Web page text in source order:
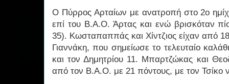
Ο Πύρρος Αρταίων με ανατροπή στο 2ο
επί του Β.Α.Ο. Άρτας και ενώ βρισκόταν
35). Κωσταπαππάς και Χίντζιος είχαν από
Γιαννάκη, που σημείωσε το τελευταίο
και τον Δημητρίου 11. Μπαρτζώκας και
από τον Β.Α.Ο. με 21 πόντους, με τον Τσίκο